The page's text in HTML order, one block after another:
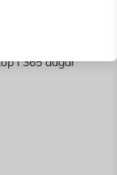
i 365 dagar